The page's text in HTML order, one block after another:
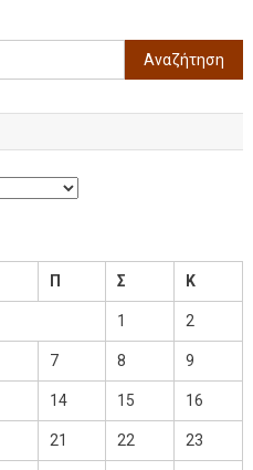
Π Σ Κ
1 2
7 8 9
14 15 16
21 22 23